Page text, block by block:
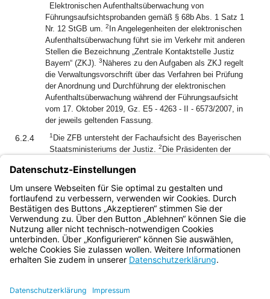
Elektronischen Aufenthaltsüberwachung von
Führungsaufsichtsprobanden gemäß § 68b Abs. 1 Satz 1
Nr. 12 StGB um. 2 In Angelegenheiten der elektronischen
Aufenthaltsüberwachung führt sie im Verkehr mit anderen
Stellen die Bezeichnung „Zentrale Kontaktstelle Justiz
Bayern“ (ZKJ). 3 Näheres zu den Aufgaben als ZKJ regelt
die Verwaltungsvorschrift über das Verfahren bei Prüfung
der Anordnung und Durchführung der elektronischen
Aufenthaltsüberwachung während der Führungsaufsicht
vom 17. Oktober 2019, Gz. E5 - 4263 - II - 6573/2007, in
der jeweils geltenden Fassung.
6.2.4 1 Die ZFB untersteht der Fachaufsicht des Bayerischen
Staatsministeriums der Justiz. 2 Die Präsidenten der
Präsidenten der Landgerichte, die Leitenden
Oberstaatsanwälte, die Leitenden Bewährungshelfer und die
ZFB arbeiten vertrauensvoll zusammen.
Bayern.de
BayernPortal
Impressum